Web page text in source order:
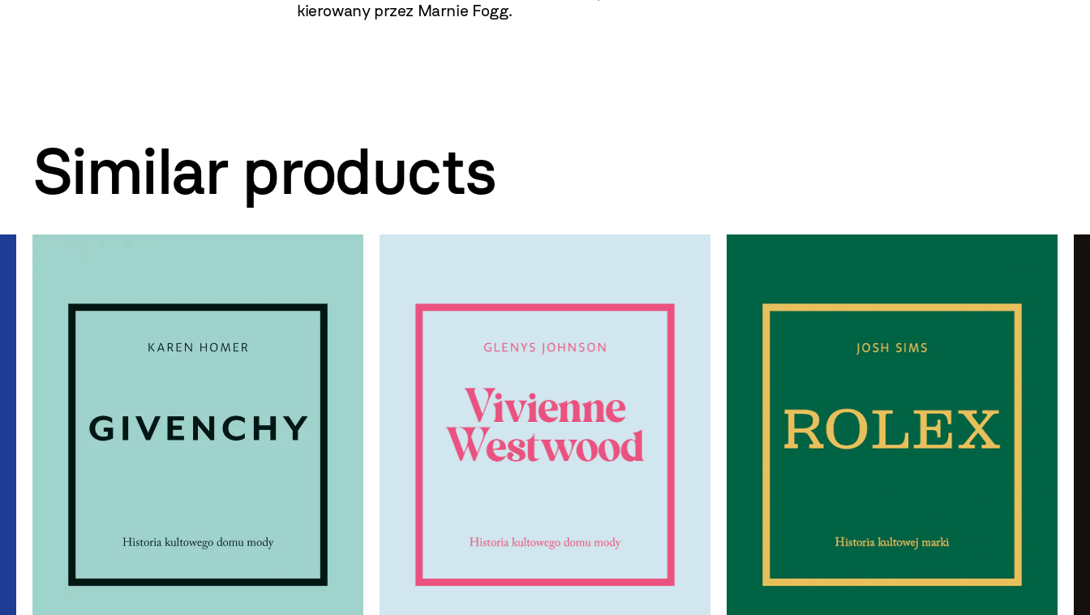
kierowany przez Marnie Fogg.
Similar products